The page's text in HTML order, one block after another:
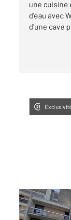
une cuisine
d'eau avec
d'une cave
BEZONS 95
91,83 m2, 5